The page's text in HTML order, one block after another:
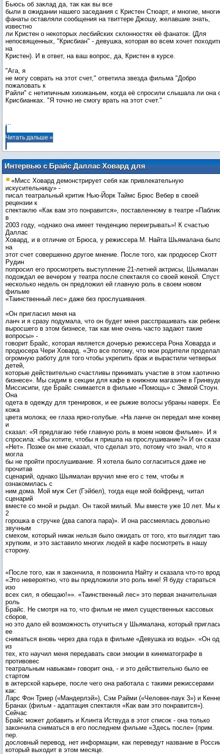
Бьюсь об заклад да, так как вы все
были в ожидании нашего заседания с Кристен Стюарт, и многие,
фанаты оставляли сообщения на твиттере Джошу, желавшие знать,
известно
ли Кристен о некоторых лесбийских склонностях её фанаток. (Для
непосвященных, "Крисбиан" - девушка, которая во всем хочет
на
Кристен). И в ответ, на ваш вопрос, да, Кристен в курсе.
"Ага, я
не могу соврать на этот счет," ответила звезда фильма "Добро
пожаловать к
Райли" с нетипичным хихиканьем, когда её спросили слышала ли она
Крисбианках. "Я точно не смогу врать на этот счет."
...
Читать дальше »
Интервью с Брайс Даллас Ховард для
NYLON
«Мисс Ховард демонстрирует себя как привлекательную
искусительницу» -
писал театральный критик Нью-Йорк Таймс Брюс Вебер в своей
рецензии к
спектаклю «Как вам это понравится», поставленному в театре
в
2003 году, «однако она имеет тенденцию переигрывать»! К счастью
Даллас
Ховард, и в отличие от Брюса, у режиссера М. Найта Шьямалана было
на
этот счет совершенно другое мнение. После того, как продюсер Скотт
Рудин
попросил его просмотреть выступление 21-летней актрисы, Шьямалан
подождал ее вечером у театра после спектакля со своей женой.
несколько недель он предложил ей главную роль в своем новом
фильме
«Таинственный лес» даже без прослушивания.
«Он пригласил меня на
ланч и я сразу подумала, что он будет меня расспрашивать как
выросшего в этом бизнесе, так как мне очень часто задают такие
вопросы» -
говорит Брайс, которая является дочерью режиссера Рона Ховарда и
продюсера Чери Ховард. «Это все потому, что мои родители
огромную работу для того чтобы укрепить брак и вырастили четверых
детей,
которые действительно счастливы принимать участие в этом
бизнесе». Мы сидим в секции для кафе в книжном магазине в
Миссисипи, где Брайс снимается в фильме «Помощь» с Эммой Стоун.
Она
одета в одежду для тренировок, и ее рыжие волосы убраны наверх. Ее
кожа
цвета молока; ее глаза ярко-голубые. «На ланче он передал мне
и
сказал: «Я предлагаю тебе главную роль в моем новом фильме». И я
спросила: «Вы хотите, чтобы я пришла на прослушивание?» И он
«Нет». Позже он мне сказал, что сделал это, потому что знал, что я
могла
бы не пройти прослушивание. Я хотела было согласиться даже не
прочитав
сценарий, однако Шьямалан вручил мне его с тем, чтобы я
ознакомилась с
ним дома. Мой муж Сет (Гэйбел), тогда еще мой бойфренд, читал
сценарий
вместе со мной и рыдал. Он такой милый. Мы вместе уже 10 лет. Мы
2
горошка в стручке (два сапога пара)». И она рассмеялась довольно
звучным
смехом, который никак нельзя было ожидать от того, кто выглядит
хрупким, и это заставило многих людей в кафе посмотреть в нашу
«После того, как я закончила, я позвонила Найту и сказала что-то
«Это невероятно, что вы предложили это роль мне! Я буду стараться
изо
всех сил, я обещаю!»». «Таинственный лес» это первая значительная
роль
Брайс. Не смотря на то, что фильм не имел существенных кассовых
сборов,
но это дало ей возможность отучиться у Шьямалана, который
ее
сниматься вновь через два года в фильме «Девушка из воды». «Он
из
тех, кто научил меня передавать свои эмоции в кинематографе в
противовес
театральным навыкам» говорит она, - и это действительно было ее
стартом
в актерской карьере, после чего она работала с такими режиссерами
как:
Ларс Фон Триер («Мандерлэй»), Сэм Райми («Человек-паук 3») и
Бранах (фильм - адаптация спектакля «Как вам это понравится»).
Сейчас
Брайс может добавить и Клинта Иствуда в этот список - она только
закончила сниматься в его последнем фильме «Здесь после» (прим.
пер.
дословный перевод, нет информации, как переведут название в
который выходит в этом месяце.